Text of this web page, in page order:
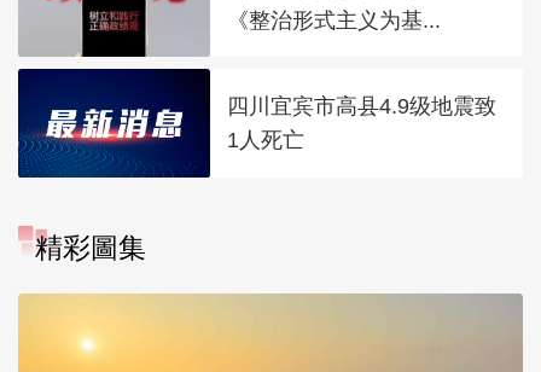
《整治形式主义为基...
四川宜宾市高县4.9级地震致
1人死亡
精彩圖集